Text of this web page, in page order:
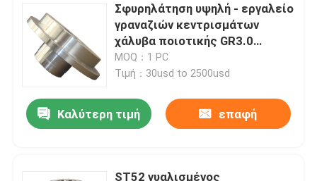
Σφυρηλάτηση υψηλή - εργαλείο
γραναζιών κεντρισμάτων
χάλυβα ποιοτικής GR3.0
ενότητας M6 M8 16MnCr5
20CrMnMo
MOQ：1 PC
Τιμή：30usd to 2500usd
Καλύτερη τιμή επαφή
ST52 γυαλισμένος